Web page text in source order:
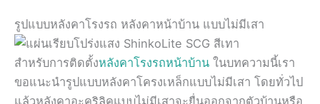
รูปแบบหลังคาโรงรถ หลังคาหน้าบ้าน แบบไม่มีเสา
สำหรับการติดตั้งหลังคาโรงรถหน้าบ้าน ในบทความนี้เรา
ขอแนะนำรูปแบบหลังคาโครงเหล็กแบบไม่มีเสา โดยทั่วไป